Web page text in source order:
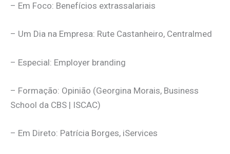
– Em Foco: Benefícios extrassalariais
– Um Dia na Empresa: Rute Castanheiro, Centralmed
– Especial: Employer branding
– Formação: Opinião (Georgina Morais, Business
School da CBS | ISCAC)
– Em Direto: Patrícia Borges, iServices